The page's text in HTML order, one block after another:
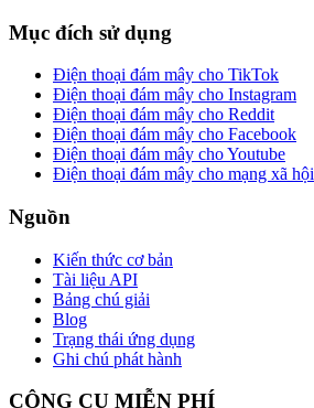
Mục đích sử dụng
Điện thoại đám mây cho TikTok
Điện thoại đám mây cho Instagram
Điện thoại đám mây cho Reddit
Điện thoại đám mây cho Facebook
Điện thoại đám mây cho Youtube
Điện thoại đám mây cho mạng xã hội
Nguồn
Kiến thức cơ bản
Tài liệu API
Bảng chú giải
Blog
Trạng thái ứng dụng
Ghi chú phát hành
CÔNG CỤ MIỄN PHÍ